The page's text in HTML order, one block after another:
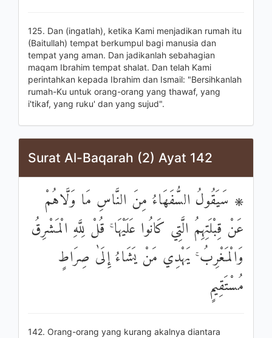
125. Dan (ingatlah), ketika Kami menjadikan rumah itu
(Baitullah) tempat berkumpul bagi manusia dan
tempat yang aman. Dan jadikanlah sebahagian
maqam Ibrahim tempat shalat. Dan telah Kami
perintahkan kepada Ibrahim dan Ismail: "Bersihkanlah
rumah-Ku untuk orang-orang yang thawaf, yang
i'tikaf, yang ruku' dan yang sujud".
Surat Al-Baqarah (2) Ayat 142
۞ سَيَقُولُ السُّفَهَاءُ مِنَ النَّاسِ مَا وَلَّاهُمْ
عَنْ قِبْلَتِهِمُ الَّتِي كَانُوا عَلَيْهَا ۚ قُلْ لِلَّهِ الْمَشْرِقُ
وَالْمَغْرِبُ ۚ يَهْدِي مَنْ يَشَاءُ إِلَىٰ صِرَاطٍ
مُسْتَقِيمٍ
142. Orang-orang yang kurang akalnya diantara